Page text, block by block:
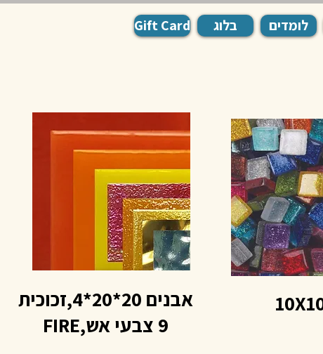
לומדים בלוג Gift Card
אבנים 20*20*4,זכוכית
9 צבעי אש,FIRE